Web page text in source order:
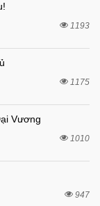
1193
1175
Vương
1010
947